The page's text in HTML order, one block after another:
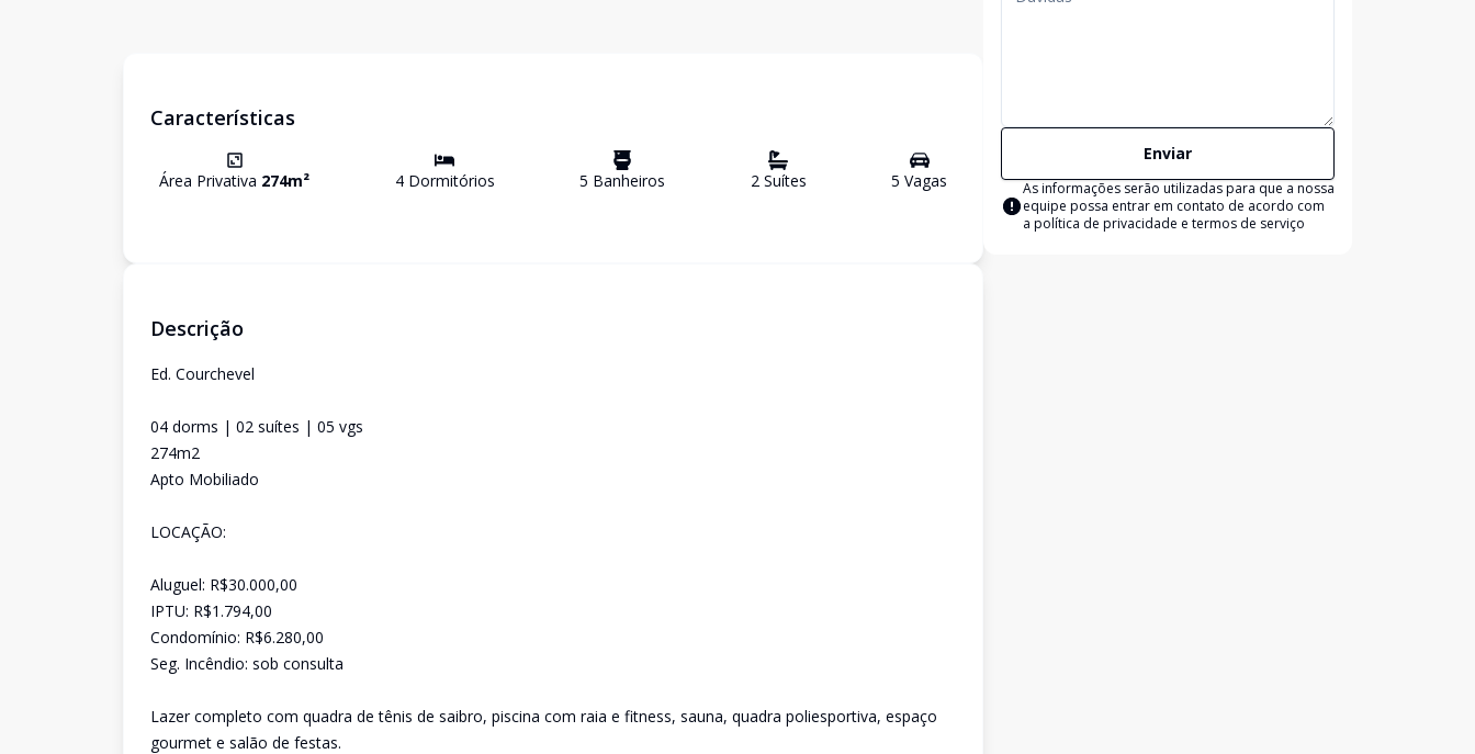
Características
Área Privativa 274m² 4Dormitórios 5 Banheiros 2Suítes 5 Vagas
Descrição
Ed. Courchevel
04 dorms | 02 suítes | 05 vgs
274m2
Apto Mobiliado
LOCAÇÃO:
Aluguel: R$30.000,00
IPTU: R$1.794,00
Condomínio: R$6.280,00
Seg. Incêndio: sob consulta
Lazer completo com quadra de tênis de saibro, piscina com raia e fitness, sauna, quadra poliesportiva, espaço
gourmet e salão de festas.
Enviar
As informações serão utilizadas para que a nossa
equipe possa entrar em contato de acordo com
a política de privacidade e termos de serviço